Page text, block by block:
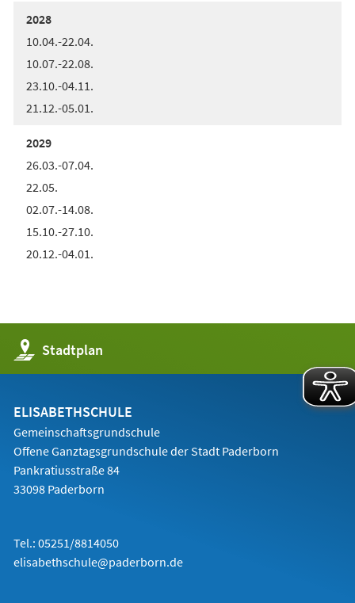
2028
10.04.-22.04.
10.07.-22.08.
23.10.-04.11.
21.12.-05.01.
2029
26.03.-07.04.
22.05.
02.07.-14.08.
15.10.-27.10.
20.12.-04.01.
Stadtplan
(Öffnet
in
einem
Tab)
ELISABETHSCHULE
Gemeinschaftsgrundschule
Offene Ganztagsgrundschule der Stadt Paderborn
Pankratiusstraße 84
33098 Paderborn
Tel.: 05251/8814050
elisabethschule@paderborn.de